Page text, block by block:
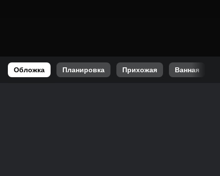
Обложка Планировка Прихожая Ванная